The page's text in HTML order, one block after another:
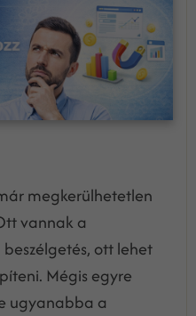
megkerülhetetlen
vannak a
ott lehet
Mégis egyre
ugyanabba a